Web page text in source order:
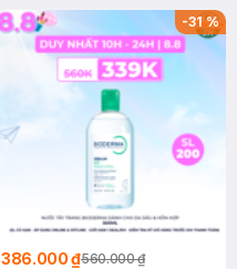
-31%
386.000 ₫560.000 ₫